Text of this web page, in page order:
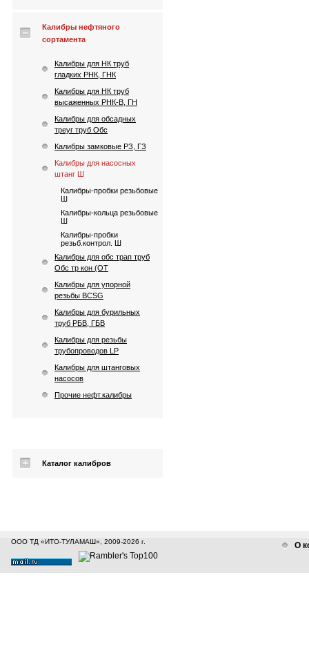
Калибры нефтяного
сортамента
Калибры для НК труб
гладких РНК, ГНК
Калибры для НК труб
высаженных РНК-В, ГН
Калибры для обсадных
треуг труб Обс
Калибры замковые РЗ, ГЗ
Калибры для насосных
штанг Ш
Калибры-пробки резьбовые
Ш
Калибры-кольца резьбовые
Ш
Калибры-пробки
резьб.контрол. Ш
Калибры для обс трап труб
Обс тр кон (ОТ
Калибры для упорной
резьбы BCSG
Калибры для бурильных
труб РБВ, ГБВ
Калибры для резьбы
трубопроводов LP
Калибры для штанговых
насосов
Прочие нефт.калибры
Каталог калибров
ООО ТД «ИТО-ТУЛАМАШ», 2009-2026 г. О